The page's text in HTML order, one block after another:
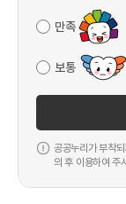
만족
보통
공공누리가 부착
의 후 이용하여 주